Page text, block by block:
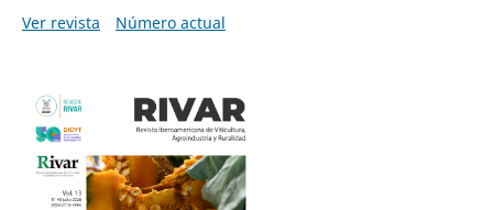
Ver revista
Número actual